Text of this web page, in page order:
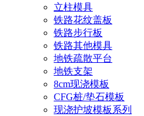
立柱模具
铁路花纹盖板
铁路步行板
铁路其他模具
地铁疏散平台
地铁支架
8cm现浇模板
CFG桩/垫石模板
现浇护坡模板系列